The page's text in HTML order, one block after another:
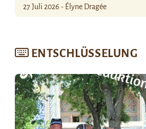
27 Juli 2026 - Élyne Dragée
ENTSCHLÜSSELUNG